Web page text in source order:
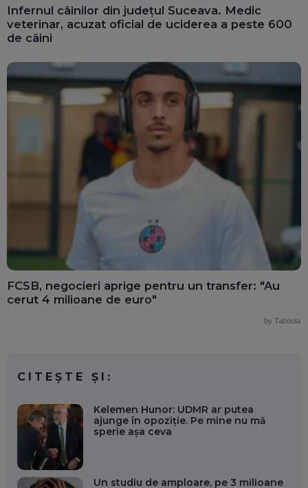
Infernul câinilor din județul Suceava. Medic
veterinar, acuzat oficial de uciderea a peste 600
de câini
FCSB, negocieri aprige pentru un transfer: "Au
cerut 4 milioane de euro"
by Taboola
CITEȘTE ȘI:
Kelemen Hunor: UDMR ar putea
ajunge în opoziție. Pe mine nu mă
sperie așa ceva
Un studiu de amploare, pe 3 milioane